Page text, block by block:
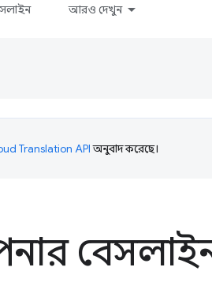
আরও দেখুন
Translation APIঅনুবাদ করেছে।
বেসলাইন